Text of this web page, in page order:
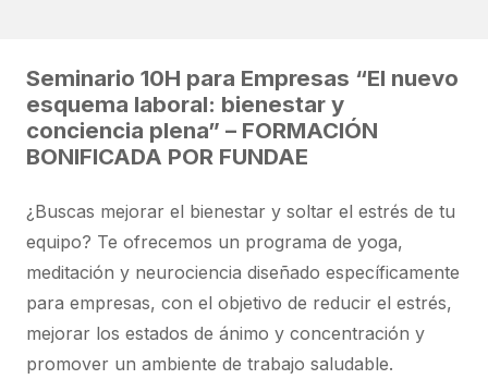
Seminario 10H para Empresas “El nuevo
esquema laboral: bienestar y
conciencia plena” – FORMACIÓN
BONIFICADA POR FUNDAE
¿Buscas mejorar el bienestar y soltar el estrés de tu
equipo? Te ofrecemos un programa de yoga,
meditación y neurociencia diseñado específicamente
para empresas, con el objetivo de reducir el estrés,
mejorar los estados de ánimo y concentración y
promover un ambiente de trabajo saludable.